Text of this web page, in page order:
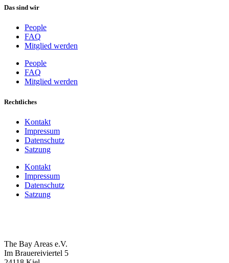
Das sind wir
People
FAQ
Mitglied werden
People
FAQ
Mitglied werden
Rechtliches
Kontakt
Impressum
Datenschutz
Satzung
Kontakt
Impressum
Datenschutz
Satzung
The Bay Areas e.V.
Im Brauereiviertel 5